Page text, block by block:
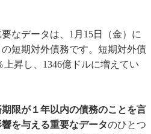
なデータは、1月15日（金）に
の短期対外債務です。短期対外債
昇し、1346億ドルに増えてい
限が１年以内の債務のことを言
を与える重要なデータのひとつ